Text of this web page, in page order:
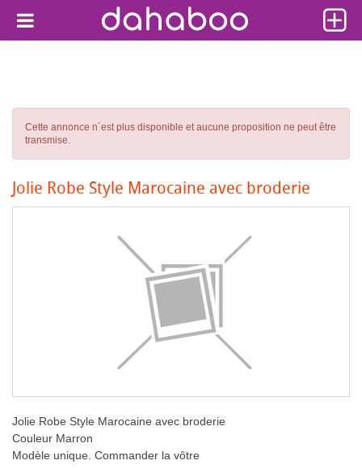
Cette annonce n´est plus disponible et aucune proposition ne peut être
transmise.
Jolie Robe Style Marocaine avec broderie
Jolie Robe Style Marocaine avec broderie
Couleur Marron
Modèle unique. Commander la vôtre